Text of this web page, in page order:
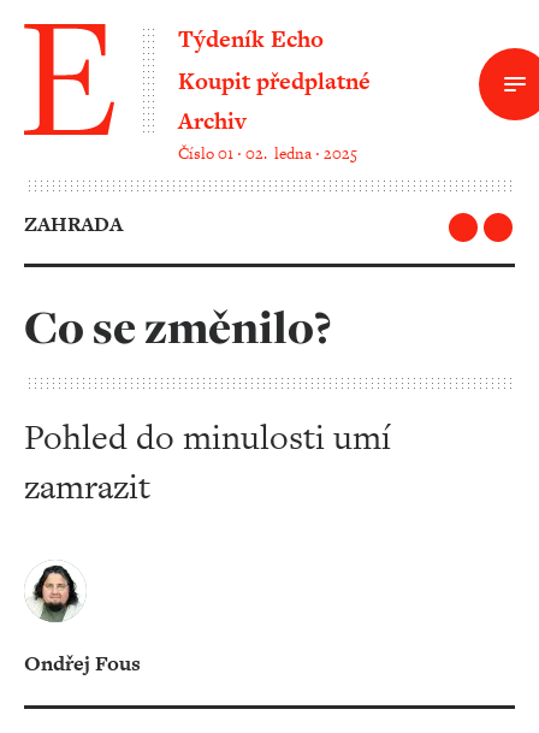
Týdeník Echo
Koupit předplatné
Archiv
Číslo 01 ‧ 02. ledna ‧ 2025
ZAHRADA
Co se změnilo?
Pohled do minulosti umí
zamrazit
Ondřej Fous